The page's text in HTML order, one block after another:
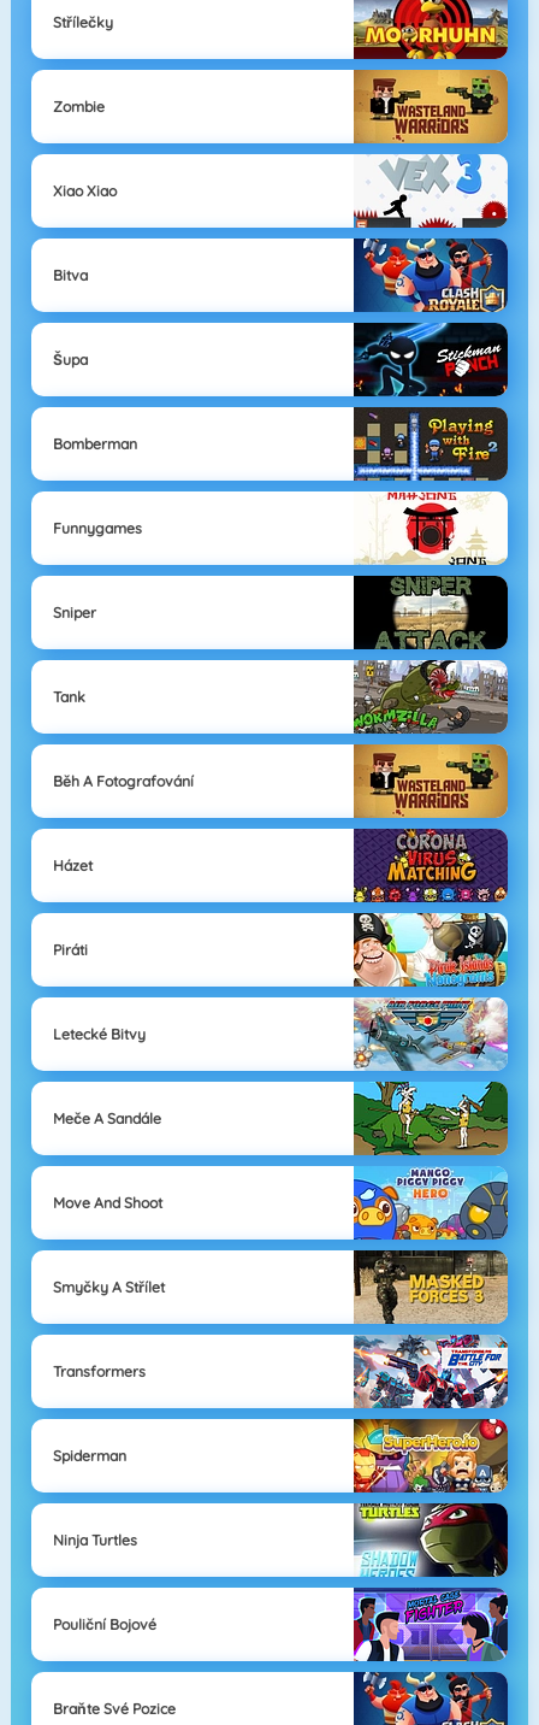
Střílečky
Zombie
Xiao Xiao
Bitva
Šupa
Bomberman
Funnygames
Sniper
Tank
Běh A Fotografování
Házet
Piráti
Letecké Bitvy
Meče A Sandále
Move And Shoot
Smyčky A Střílet
Transformers
Spiderman
Ninja Turtles
Pouliční Bojové
Braňte Své Pozice